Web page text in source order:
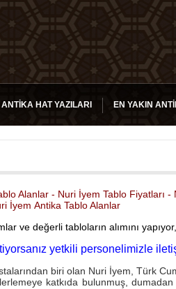
ANTIKA HAT YAZILARI EN YAKIN
Alanlar - Nuri İyem Tablo Fiyatları
İyem Antika Tablo Alanlar
ve değerli tabloların alımını
yetkili personelimizle
biri olan Nuri İyem, Türk
katkıda bulunmuş,